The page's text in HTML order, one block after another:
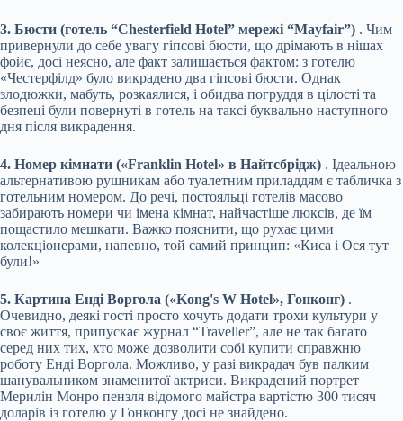
3. Бюсти (готель “Chesterfield Hotel” мережі “Mayfair”) . Чим
привернули до себе увагу гіпсові бюсти, що дрімають в нішах
фойє, досі неясно, але факт залишається фактом: з готелю
«Честерфілд» було викрадено два гіпсові бюсти. Однак
злодюжки, мабуть, розкаялися, і обидва погруддя в цілості та
безпеці були повернуті в готель на таксі буквально наступного
дня після викрадення.
4. Номер кімнати («Franklin Hotel» в Найтсбрідж) . Ідеальною
альтернативою рушникам або туалетним приладдям є табличка з
готельним номером. До речі, постояльці готелів масово
забирають номери чи імена кімнат, найчастіше люксів, де їм
пощастило мешкати. Важко пояснити, що рухає цими
колекціонерами, напевно, той самий принцип: «Киса і Ося тут
були!»
5. Картина Енді Воргола («Kong's W Hotel», Гонконг) .
Очевидно, деякі гості просто хочуть додати трохи культури у
своє життя, припускає журнал “Traveller”, але не так багато
серед них тих, хто може дозволити собі купити справжню
роботу Енді Воргола. Можливо, у разі викрадач був палким
шанувальником знаменитої актриси. Викрадений портрет
Мерилін Монро пензля відомого майстра вартістю 300 тисяч
доларів із готелю у Гонконгу досі не знайдено.